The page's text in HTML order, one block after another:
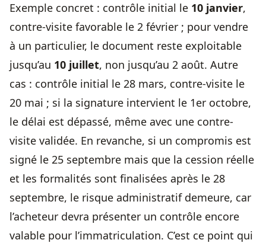
Exemple concret : contrôle initial le 10 janvier,
contre-visite favorable le 2 février ; pour vendre
à un particulier, le document reste exploitable
jusqu’au 10 juillet, non jusqu’au 2 août. Autre
cas : contrôle initial le 28 mars, contre-visite le
20 mai ; si la signature intervient le 1er octobre,
le délai est dépassé, même avec une contre-
visite validée. En revanche, si un compromis est
signé le 25 septembre mais que la cession réelle
et les formalités sont finalisées après le 28
septembre, le risque administratif demeure, car
l’acheteur devra présenter un contrôle encore
valable pour l’immatriculation. C’est ce point qui